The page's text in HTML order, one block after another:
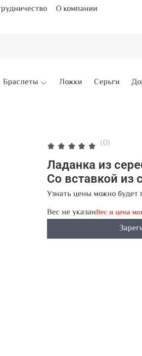
О компании
Браслеты Ложки Серьги
(0)
Ладанка из
Со вставкой из
Узнать цены можно будет
Вес не указанВес и цена